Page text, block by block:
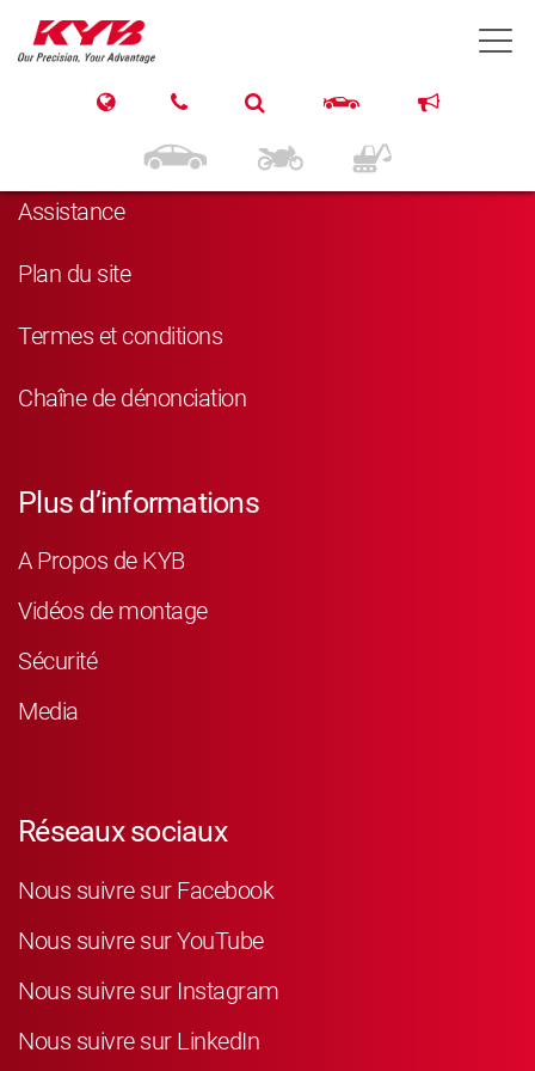
Navigation
Assistance
Plan du site
Termes et conditions
Chaîne de dénonciation
Plus d’informations
A Propos de KYB
Vidéos de montage
Sécurité
Media
Réseaux sociaux
Nous suivre sur Facebook
Nous suivre sur YouTube
Nous suivre sur Instagram
Nous suivre sur LinkedIn